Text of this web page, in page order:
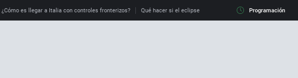
¿Cómo es llegar a Italia con controles fronterizos? Qué hacer si el eclipse me pilla conduciendo Qué tiempo
Programación